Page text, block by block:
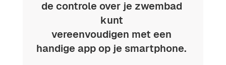
de controle over je zwembad
kunt
vereenvoudigen met een
handige app op je smartphone.